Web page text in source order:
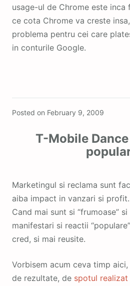
usage-ul de Chrome este inca
ce cota Chrome va creste
problema pentru cei care
in conturile Google.
Posted on February 9, 2009
T-Mobile
Marketingul si reclama sunt facute in primul rand sa
aiba impact in vanzari si
Cand mai sunt si “frumoase”
manifestari si reactii
cred, si mai reusite.
Vorbisem acum ceva timp
de rezultate, de spotul realizat